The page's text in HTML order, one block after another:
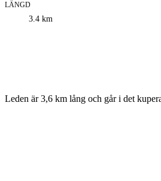
Information
LÄNGD
3.4 km
Beskrivning
Leden är 3,6 km lång och går i det